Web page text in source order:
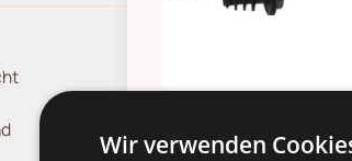
Flaschen Ausgießer
Wir verwenden